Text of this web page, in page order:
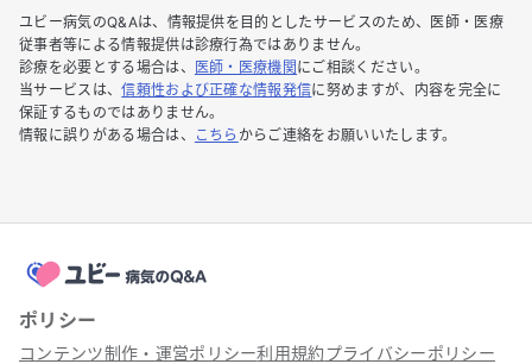
ユビー病気のQ&Aは、情報提供を目的としたサービスのため、医師・医療
従事者等による情報提供は診療行為ではありません。
診療を必要とする場合は、 医師・医療機関にご相談ください。
当サービスは、信頼性および正確な情報発信に努めますが、内容を完全に
保証するものではありません。
情報に誤りがある場合は、
こちら からご連絡をお願いいたします。
ポリシー
コンテンツ制作・運営ポリシー利用規約プライバシーポリシー